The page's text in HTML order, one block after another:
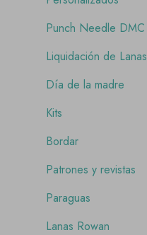
Punch Needle DMC
Liquidación de Lanas
Día de la madre
Kits
Bordar
Patrones y revistas
Paraguas
Lanas Rowan